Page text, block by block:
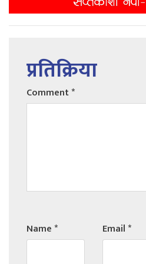
प्रतिक्रिया
Comment*
Name* Email*